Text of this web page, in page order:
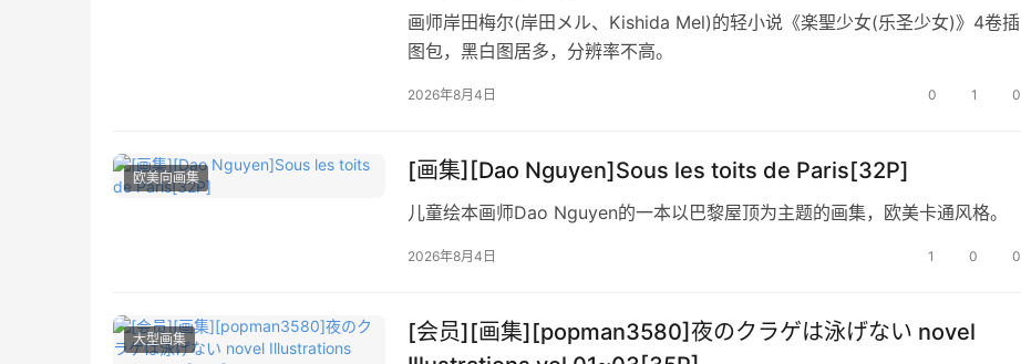
画师岸田梅尔(岸田メル、Kishida Mel)的轻小说《楽聖少女(乐圣少女)》4卷插
图包，黑白图居多，分辨率不高。
2026年8月4日 0 1 0
欧美向画集 [画集][Dao Nguyen]Sous les toits de Paris[32P]
儿童绘本画师Dao Nguyen的一本以巴黎屋顶为主题的画集，欧美卡通风格。
2026年8月4日 1 0 0
大型画集
[会员][画集][popman3580]夜のクラゲは泳げない novel